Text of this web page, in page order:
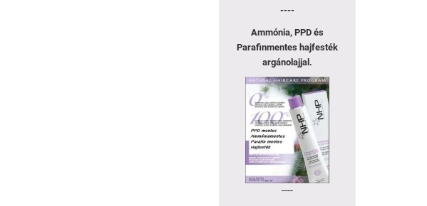
----
Ammónia, PPD és
Parafinmentes hajfesték
argánolajjal.
----